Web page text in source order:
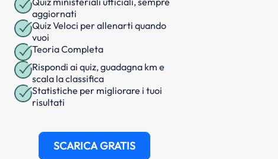
aggiornati
Quiz Veloci per allenarti quando
vuoi
Teoria Completa
Rispondi ai quiz, guadagna km e
scala la classifica
Statistiche per migliorare i tuoi
risultati
SCARICA GRATIS